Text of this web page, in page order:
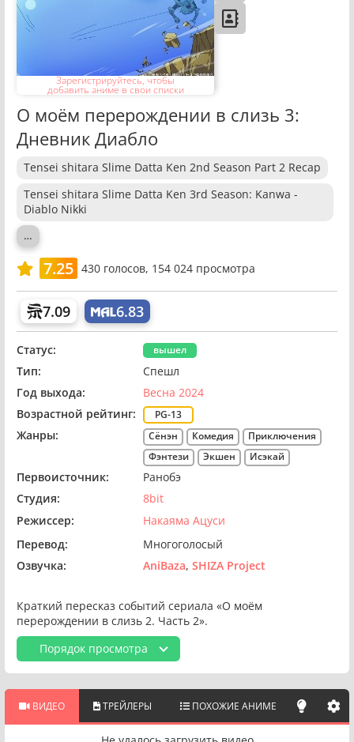
Зарегистрируйтесь, чтобы
добавить аниме в свои списки
О моём перерождении в слизь 3:
Дневник Диабло
Tensei shitara Slime Datta Ken 2nd Season Part 2 Recap
Tensei shitara Slime Datta Ken 3rd Season: Kanwa -
Diablo Nikki
…
7.25 430голосов, 154 024 просмотра
7.09 6.83
Статус: вышел
Тип:
Спешл
Год выхода:
Весна 2024
Возрастной рейтинг:
PG-13
Жанры: Сёнэн Комедия
Приключения
Фэнтези
Экшен Исэкай
Первоисточник:
Ранобэ
Студия:
8bit
Режиссер:
Накаяма Ацуси
Перевод:
Многоголосый
Озвучка:
AniBaza SHIZA Project
Краткий пересказ событий сериала «О моём
перерождении в слизь 2. Часть 2».
Порядок просмотра
ВИДЕО ТРЕЙЛЕРЫ ПОХОЖИЕ АНИМЕ